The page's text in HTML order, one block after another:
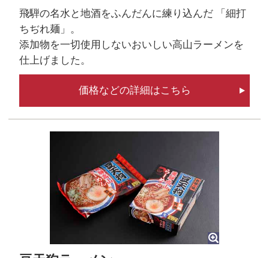
飛騨の名水と地酒をふんだんに練り込んだ 「細打
ちぢれ麺」。
添加物を一切使用しないおいしい高山ラーメンを
仕上げました。
価格などの詳細はこちら